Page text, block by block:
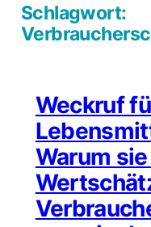
Schlagwort:
Weckruf
Warum